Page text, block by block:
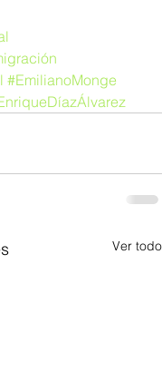
#EmilianoMonge
Ver todo